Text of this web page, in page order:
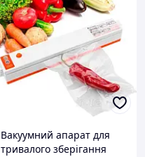
Вакуумний апарат для
тривалого зберігання